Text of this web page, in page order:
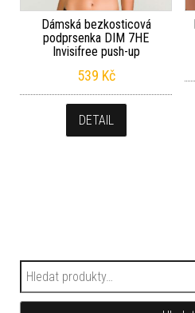
Dámská bezkosticová
podprsenka DIM 7HE
Invisifree push-up
539 Kč
DETAIL
Hledat: